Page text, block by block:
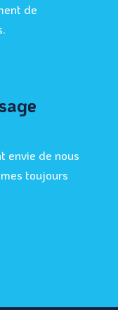
de
envie de nous
toujours